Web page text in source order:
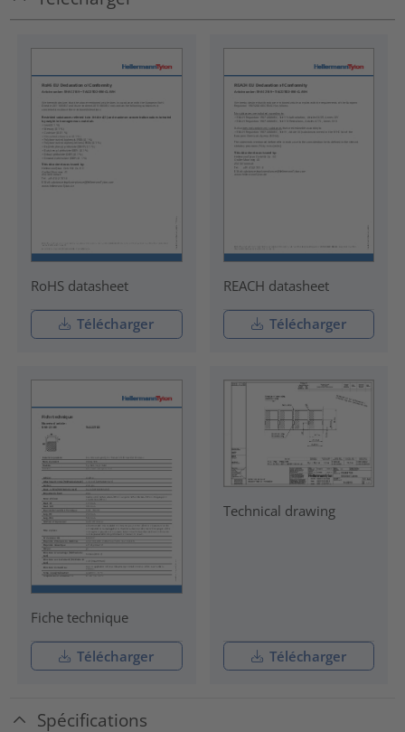
RoHS datasheet
Télécharger
REACH datasheet
Télécharger
Fiche technique
Télécharger
Technical drawing
Télécharger
Spécifications